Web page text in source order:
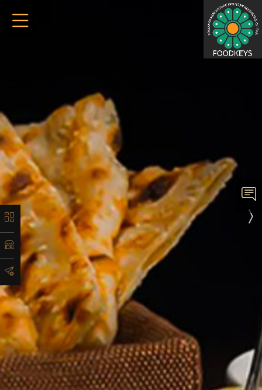
×
تاریخچه
مدیران و
مسئولین